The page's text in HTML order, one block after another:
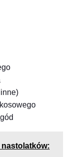
nastolatków: